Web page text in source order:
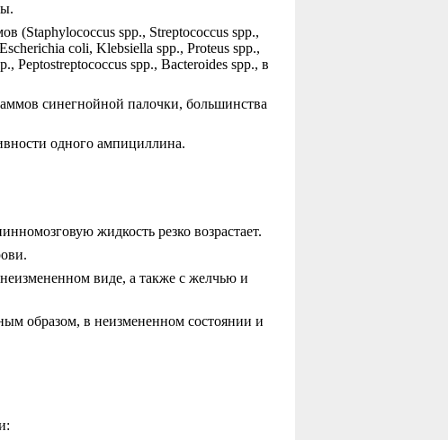
(Staphylococcus spp., Streptococcus spp.,
coli, Klebsiella spp., Proteus spp.,
Peptostreptococcus spp., Bacteroides spp., в
синегнойной палочки, большинства
одного ампициллина.
жидкость резко возрастает.
виде, а также с желчью и
образом, в неизмененном состоянии и